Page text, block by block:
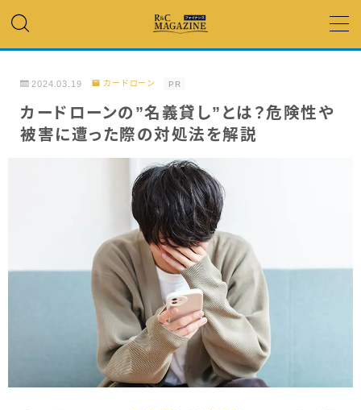
アコム・レイク・ プロミス
銀行カードローン
「低金利」 で借りたい
カードローンランキング
2024.03.19 カードローン PR
カードローンの”名義貸し”とは？危険性や
被害に遭った際の対処法を解説